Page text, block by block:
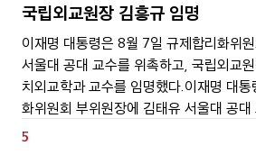
국립외교원장 김흥규 임명
이재명 대통령은 8월 7일 규제합리화위
서울대 공대 교수를 위촉하고, 국립외교
치외교학과 교수를 임명했다.이재명 대
화위원회 부위원장에 김태유 서울대 공
외교원장에 김흥규 아주대 정치외교학과
5